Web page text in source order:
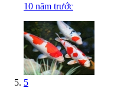
10 năm trước
5